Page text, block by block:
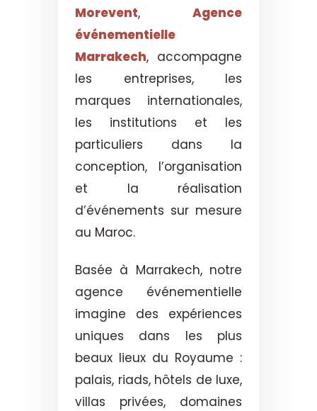
Morevent, Agence
événementielle
Marrakech, accompagne
les entreprises, les
marques internationales,
les institutions et les
particuliers dans la
conception, l’organisation
et la réalisation
d’événements sur mesure
au Maroc.
Basée à Marrakech, notre
agence événementielle
imagine des expériences
uniques dans les plus
beaux lieux du Royaume :
palais, riads, hôtels de luxe,
villas privées, domaines